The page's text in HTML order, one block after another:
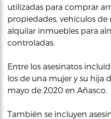
utilizadas para comprar
propiedades, vehículos
alquilar inmuebles para
controladas.
Entre los asesinatos
los de una mujer y su hija
mayo de 2020 en Añasco.
También se incluyen